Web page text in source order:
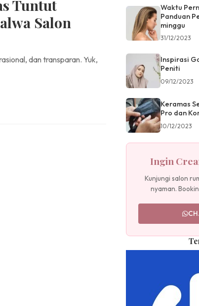
Tuntut
Salon
dan transparan. Yuk,
Waktu
Panduan
minggu
31/12/2023
Inspirasi
Peniti
09/12/2023
Keramas
Pro dan
10/12/2023
Ingin
Kunjungi salon
nyaman.